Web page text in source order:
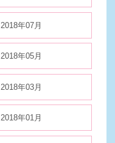
2018年07月
2018年05月
2018年03月
2018年01月